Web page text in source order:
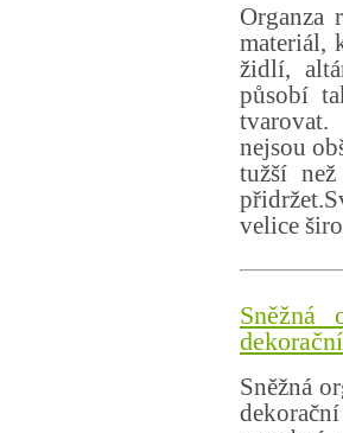
Organza
materiál,
židlí,
působí
nejsou
tužší
velice
Sněžná